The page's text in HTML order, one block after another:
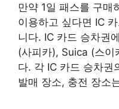
만약 1일 패스를 구매
이용하고 싶다면 IC
니다. IC 카드 승차권
(사피카), Suica (스이
다. 각 IC 카드 승차권
발매 장소, 충전 장소